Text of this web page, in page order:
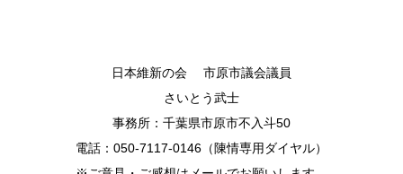
日本維新の会 市原市議会議員
さいとう武士
事務所：千葉県市原市不入斗50
電話：050-7117-0146（陳情専用ダイヤル）